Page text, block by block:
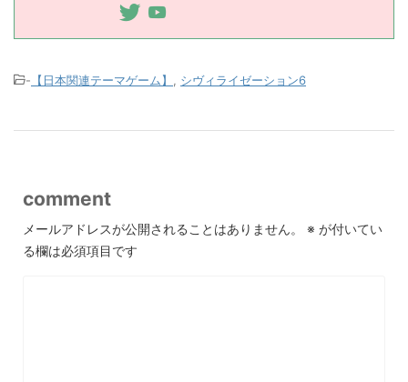
- 【日本関連テーマゲーム】 , シヴィライゼーション6
comment
メールアドレスが公開されることはありません。 ※ が付いてい
る欄は必須項目です